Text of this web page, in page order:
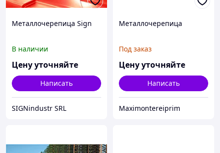
Металлочерепица Sign
В наличии
Цену уточняйте
Написать
SIGNindustr SRL
Металлочерепица
Под заказ
Цену уточняйте
Написать
Maximontereiprim